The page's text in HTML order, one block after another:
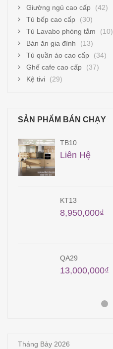
Giường ngủ cao cấp
(42)
Tủ bếp cao cấp
(30)
Tủ Lavabo phòng tắm
(10)
Bàn ăn gia đình
(13)
Tủ quần áo cao cấp
(34)
Ghế cafe cao cấp
(37)
Kệ tivi
(29)
SẢN PHẨM BÁN CHẠY
TB10
Liên Hệ
KT13
8,950,000₫
QA29
13,000,000₫
Tháng Bảy 2026